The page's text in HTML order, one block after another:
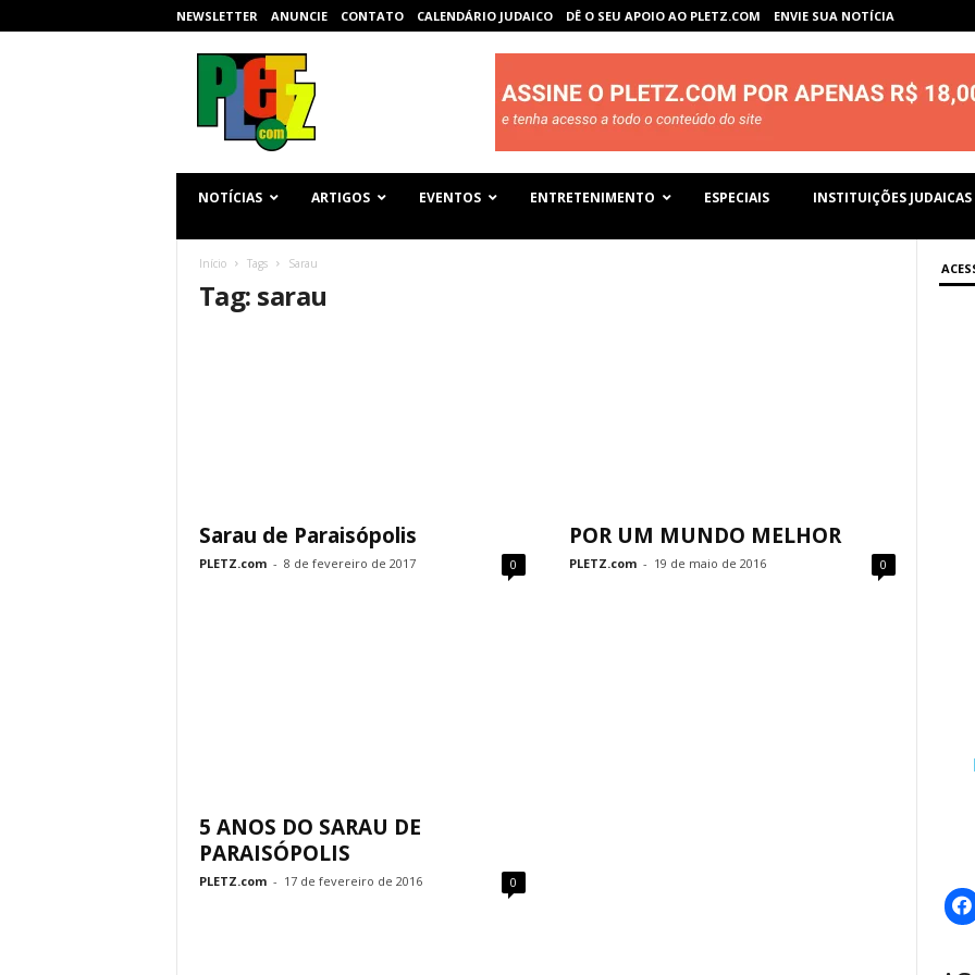
NEWSLETTER ANUNCIE CONTATO CALENDÁRIO JUDAICO DÊ O SEU APOIO AO PLETZ.COM ENVIE SUA NOTÍCIA
NOTÍCIAS ARTIGOS EVENTOS ENTRETENIMENTO ESPECIAIS INSTITUIÇÕES JUDAICAS
Início Tags Sarau
Tag: sarau
Sarau de Paraisópolis
PLETZ.com - 8 de fevereiro de 2017 0
POR UM MUNDO MELHOR
PLETZ.com - 19 de maio de 2016 0
5 ANOS DO SARAU DE
PARAISÓPOLIS
PLETZ.com - 17 de fevereiro de 2016 0